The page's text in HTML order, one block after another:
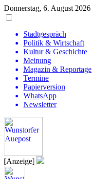
Donnerstag, 6. August 2026
Stadtgespräch
Politik & Wirtschaft
Kultur & Geschichte
Meinung
Magazin & Reportage
Termine
Papierversion
WhatsApp
Newsletter
[Anzeige]